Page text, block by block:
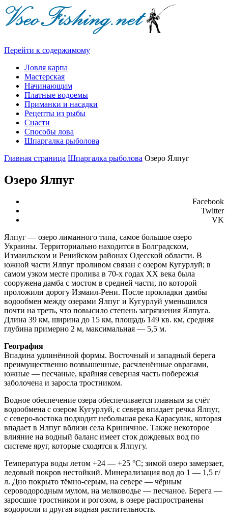
Перейти к содержимому
Ловля карпа
Мастерская
Начинающим
Платные водоемы
Приманки и насадки
Рецепты из рыбы
Снасти
Способы лова
Шпаргалка рыболова
Главная страница Шпаргалка рыболова Озеро Ялпуг
Озеро Ялпуг
Facebook
Twitter
VK
Ялпуг — озеро лиманного типа, самое большое озеро
Украины. Территориально находится в Болградском,
Измаильском и Ренийском районах Одесской области. В
южной части Ялпуг проливом связан с озером Кугурлуй; в
самом узком месте пролива в 70-х годах XX века была
сооружена дамба с мостом в средней части, по которой
проложили дорогу Измаил-Рени. После прокладки дамбы
водообмен между озерами Ялпуг и Кугурлуй уменьшился
почти на треть, что повысило степень загрязнения Ялпуга.
Длина 39 км, ширина до 15 км, площадь 149 кв. км, средняя
глубина примерно 2 м, максимальная — 5,5 м.
География
Впадина удлинённой формы. Восточный и западный берега
преимущественно возвышенные, расчленённые оврагами,
южные — песчаные, крайняя северная часть побережья
заболочена и заросла тростником.
Водное обеспечение озера обеспечивается главным за счёт
водообмена с озером Кугурлуй, с севера впадает речка Ялпуг,
с северо-востока подходит небольшая река Карасулак, которая
впадает в Ялпуг вблизи села Криничное. Также некоторое
влияние на водный баланс имеет сток дождевых вод по
системе яруг, которые сходятся к Ялпугу.
Температура воды летом +24 — +25 °C; зимой озеро замерзает,
ледовый покров нестойкий. Минерализация вод до 1 — 1,5 г/
л. Дно покрыто тёмно-серым, на севере — чёрным
сероводородным мулом, на мелководье — песчаное. Берега —
заросшие тростником и рогозом, в озере распространены
водоросли и другая водная растительность.